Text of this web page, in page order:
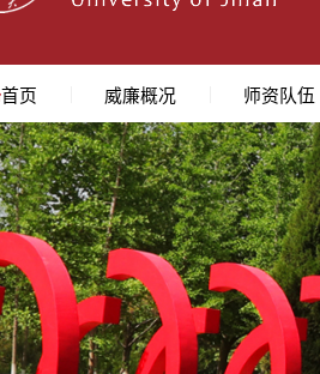
首页 威廉概况
学院简介
学院领导
机构设置
院长寄语
地理位置
师资队伍
教授
副教授
讲师
名师访谈